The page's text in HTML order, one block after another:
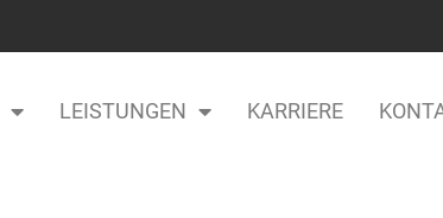
LEISTUNGEN KARRIERE